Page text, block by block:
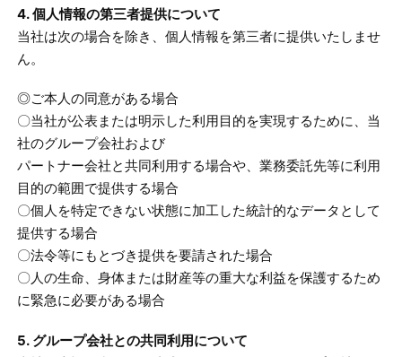
4. 個人情報の第三者提供について
当社は次の場合を除き、個人情報を第三者に提供いたしませ
ん。
◎ご本人の同意がある場合
〇当社が公表または明示した利用目的を実現するために、当
社のグループ会社および
パートナー会社と共同利用する場合や、業務委託先等に利用
目的の範囲で提供する場合
〇個人を特定できない状態に加工した統計的なデータとして
提供する場合
〇法令等にもとづき提供を要請された場合
〇人の生命、身体または財産等の重大な利益を保護するため
に緊急に必要がある場合
5. グループ会社との共同利用について